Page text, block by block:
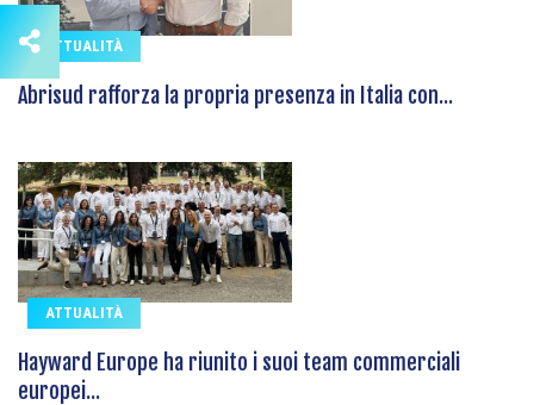
ATTUALITÀ
Abrisud rafforza la propria presenza in Italia con...
ATTUALITÀ
Hayward Europe ha riunito i suoi team commerciali
europei...